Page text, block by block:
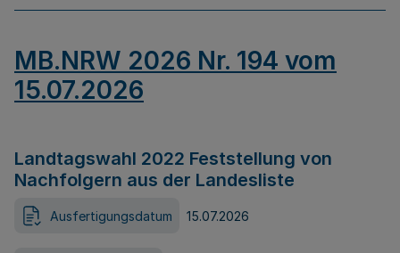
MB.NRW 2026 Nr. 194 vom
15.07.2026
Landtagswahl 2022 Feststellung von
Nachfolgern aus der Landesliste
Ausfertigungsdatum 15.07.2026